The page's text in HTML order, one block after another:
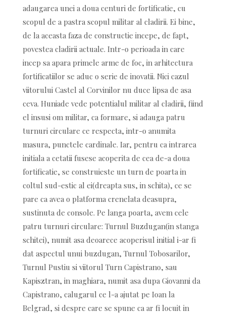
adaugarea unei a doua centuri de fortificatie, cu
scopul de a pastra scopul militar al cladirii. Ei bine,
de la aceasta faza de constructie incepe, de fapt,
povestea cladirii actuale. Intr-o perioada in care
incep sa apara primele arme de foc, in arhitectura
fortificatiilor se aduc o serie de inovatii. Nici cazul
viitorului Castel al Corvinilor nu duce lipsa de asa
ceva. Huniade vede potentialul militar al cladirii, fiind
el insusi om militar, ca formare, si adauga patru
turnuri circulare ce respecta, intr-o anumita
masura, punctele cardinale. Iar, pentru ca intrarea
initiala a cetatii fusese acoperita de cea de-a doua
fortificatie, se construieste un turn de poarta in
coltul sud-estic al ei(dreapta sus, in schita), ce se
pare ca avea o platforma crenelata deasupra,
sustinuta de console. Pe langa poarta, avem cele
patru turnuri circulare: Turnul Buzdugan(in stanga
schitei), numit asa deoarece acoperisul initial i-ar fi
dat aspectul unui buzdugan, Turnul Tobosarilor,
Turnul Pustiu si viitorul Turn Capistrano, sau
Kapisztran, in maghiara, numit asa dupa Giovanni da
Capistrano, calugarul ce l-a ajutat pe Ioan la
Belgrad, si despre care se spune ca ar fi locuit in